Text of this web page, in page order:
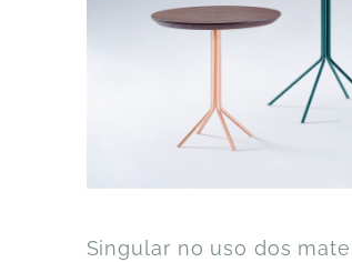
Singular no uso dos